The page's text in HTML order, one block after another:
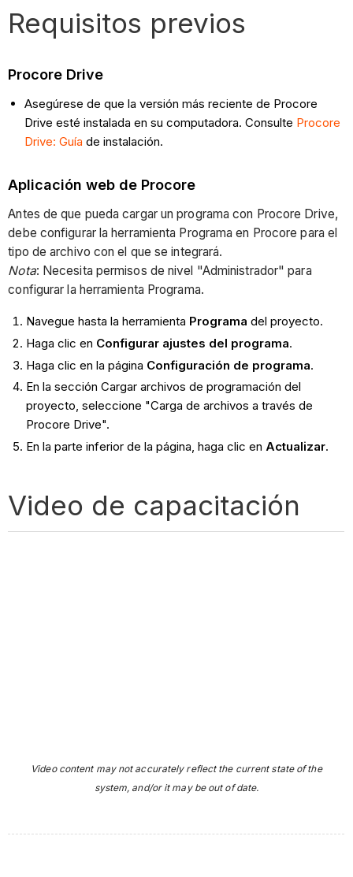
Requisitos previos
Procore Drive
Asegúrese de que la versión más reciente de Procore
Drive esté instalada en su computadora. Consulte Procore
Drive: Guía de instalación.
Aplicación web de Procore
Antes de que pueda cargar un programa con Procore Drive,
debe configurar la herramienta Programa en Procore para el
tipo de archivo con el que se integrará.
Nota: Necesita permisos de nivel "Administrador" para
configurar la herramienta Programa.
Navegue hasta la herramienta Programa del proyecto.
Haga clic en Configurar ajustes del programa.
Haga clic en la página Configuración de programa.
En la sección Cargar archivos de programación del
proyecto, seleccione "Carga de archivos a través de
Procore Drive".
En la parte inferior de la página, haga clic en Actualizar.
Video de capacitación
Video content may not accurately reflect the current state of the
system, and/or it may be out of date.